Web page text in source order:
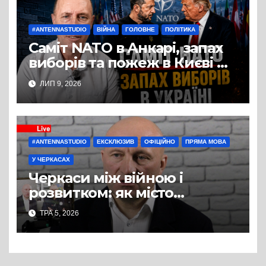
#ANTENNASTUDIO ВІЙНА ГОЛОВНЕ ПОЛІТИКА
Саміт NATO в Анкарі, запах
виборів та пожеж в Києві —
студія Антени, політичний
експерт Руслан Бізяєв
ЛИП 9, 2026
#ANTENNASTUDIO ЕКСКЛЮЗИВ ОФІЦІЙНО ПРЯМА МОВА
У ЧЕРКАСАХ
Черкаси між війною і
розвитком: як місто
готується до зими, вирішує
кадрову кризу і планує
майбутнє
ТРА 5, 2026